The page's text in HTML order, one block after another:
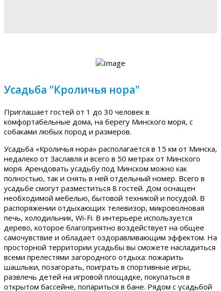
Усадьба "Кроличья нора"
Приглашает гостей от 1 до 30 человек в
комфортабельные дома, на берегу Минского моря, с
собаками любых пород и размеров.
Усадьба «Кроличья нора» располагается в 15 км от Минска,
недалеко от Заславля и всего в 50 метрах от Минского
моря. Арендовать усадьбу под Минском можно как
полностью, так и снять в ней отдельный номер. Всего в
усадьбе смогут разместиться 8 гостей. Дом оснащен
необходимой мебелью, бытовой техникой и посудой. В
распоряжении отдыхающих телевизор, микроволновая
печь, холодильник, Wi-Fi. В интерьере используется
дерево, которое благоприятно воздействует на общее
самочувствие и обладает оздоравливающим эффектом. На
просторной территории усадьбы вы сможете насладиться
всеми прелестями загородного отдыха: пожарить
шашлыки, позагорать, поиграть в спортивные игры,
развлечь детей на игровой площадке, покупаться в
открытом бассейне, попариться в бане. Рядом с усадьбой